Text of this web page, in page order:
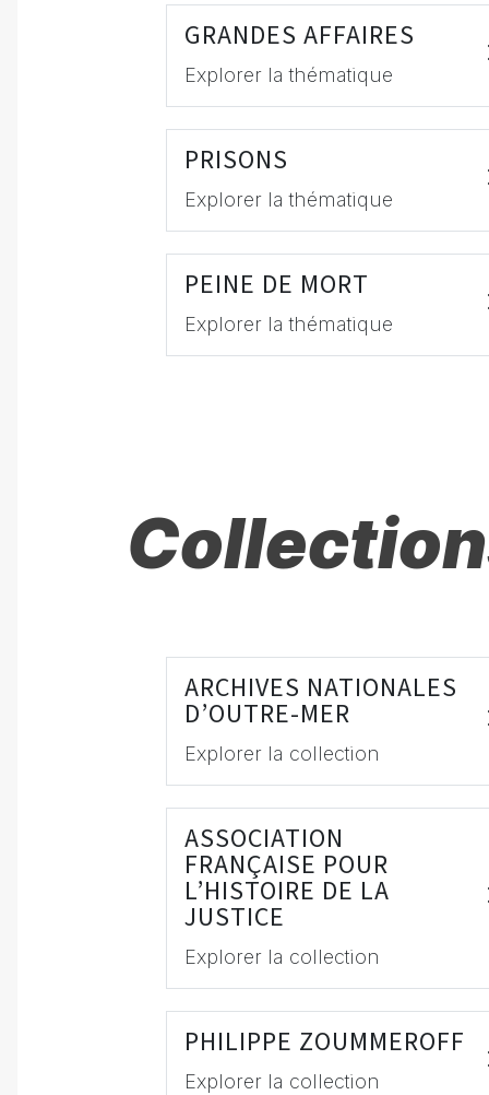
GRANDES AFFAIRES
Explorer la thématique
PRISONS
Explorer la thématique
PEINE DE MORT
Explorer la thématique
ARCHIVES NATIONALES
D’OUTRE-MER
Explorer la collection
ASSOCIATION
FRANÇAISE POUR
L’HISTOIRE DE LA
JUSTICE
Explorer la collection
PHILIPPE ZOUMMEROFF
Explorer la collection